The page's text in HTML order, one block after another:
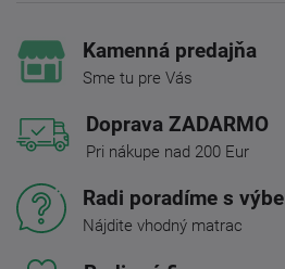
Kamenná predajňa
Sme tu pre Vás
Doprava ZADARMO
Pri nákupe nad 200 Eur
Radi poradíme s
Nájdite vhodný matrac